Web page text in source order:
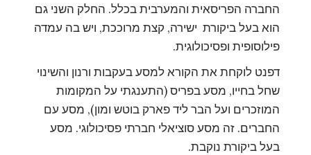
החברה הפריסאית והמערבית בכלל. החלק השני גם
הוא בעל ביקורת ישירה, קצת מרוככת, ויש בה עמדה
פילוסופית ופסיכולוגית.
דפנט לוקחת את הקורא למסע בעקבות ורנון והשינוי
שחל בחייו, מסע בפריס (התענגתי על המקומות
המוזכרים ועל הבר ליד פארק בוטש ומון), מסע עם
החברים. זה מסע סוציאלי חברתי פסיכולוגי. מסע
בעל ביקורת נוקבת.